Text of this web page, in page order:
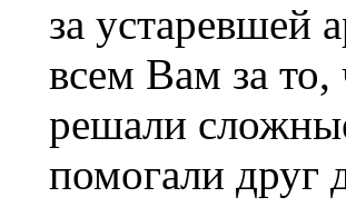
за устаревшей
всем Вам за
решали
помогали друг